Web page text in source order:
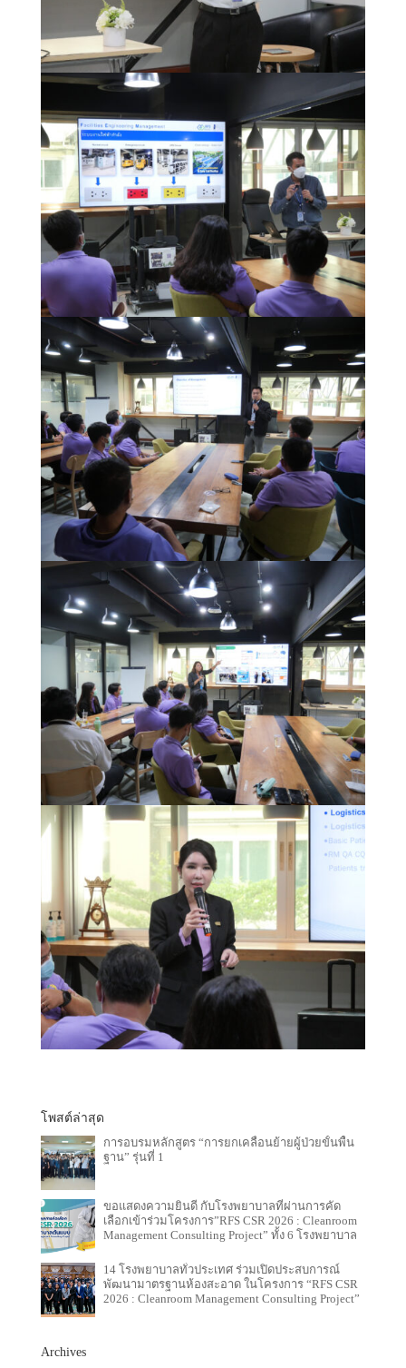
โพสต์ล่าสุด
การอบรมหลักสูตร “การยกเคลื่อนย้ายผู้ป่วยขั้นพื้น
ฐาน” รุ่นที่ 1
ขอแสดงความยินดี กับโรงพยาบาลที่ผ่านการคัด
เลือกเข้าร่วมโครงการ”RFS CSR 2026 : Cleanroom
Management Consulting Project” ทั้ง 6 โรงพยาบาล
14 โรงพยาบาลทั่วประเทศ ร่วมเปิดประสบการณ์
พัฒนามาตรฐานห้องสะอาด ในโครงการ “RFS CSR
2026 : Cleanroom Management Consulting Project”
Archives